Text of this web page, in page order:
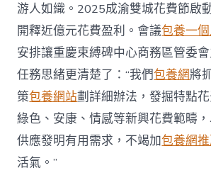
游人如織。2025成渝雙城花費節啟
開釋近億元花費盈利。會議包養一
安排讓重慶束縛碑中心商務區管委
任務思緒更清楚了：“我們包養網將
策包養網站劃詳細辦法，發掘特點
綠色、安康、情感等新興花費範疇
供應發明有用需求，不竭加包養網
活氣。”